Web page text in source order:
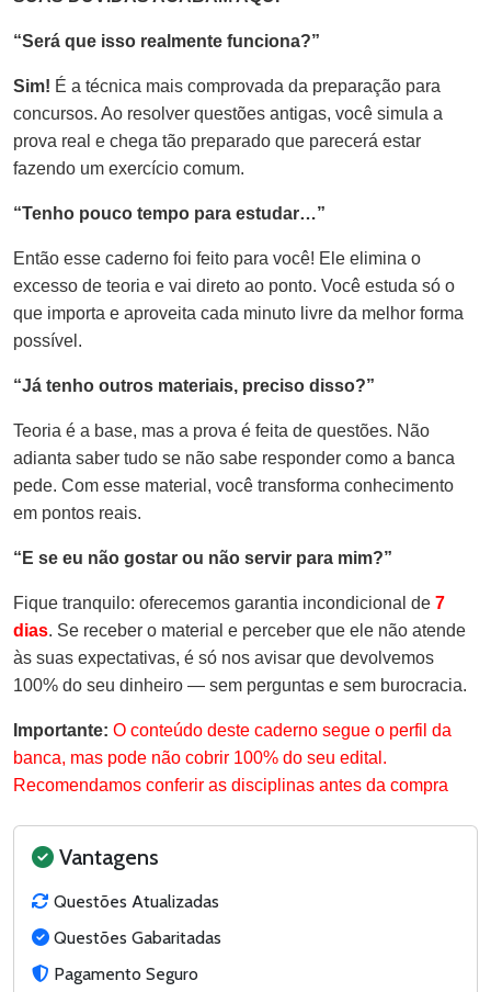
“Será que isso realmente funciona?”
Sim! É a técnica mais comprovada da preparação para
concursos. Ao resolver questões antigas, você simula a
prova real e chega tão preparado que parecerá estar
fazendo um exercício comum.
“Tenho pouco tempo para estudar…”
Então esse caderno foi feito para você! Ele elimina o
excesso de teoria e vai direto ao ponto. Você estuda só o
que importa e aproveita cada minuto livre da melhor forma
possível.
“Já tenho outros materiais, preciso disso?”
Teoria é a base, mas a prova é feita de questões. Não
adianta saber tudo se não sabe responder como a banca
pede. Com esse material, você transforma conhecimento
em pontos reais.
“E se eu não gostar ou não servir para mim?”
Fique tranquilo: oferecemos garantia incondicional de 7
dias. Se receber o material e perceber que ele não atende
às suas expectativas, é só nos avisar que devolvemos
100% do seu dinheiro — sem perguntas e sem burocracia.
Importante: O conteúdo deste caderno segue o perfil da
banca, mas pode não cobrir 100% do seu edital.
Recomendamos conferir as disciplinas antes da compra
Vantagens
Questões Atualizadas
Questões Gabaritadas
Pagamento Seguro